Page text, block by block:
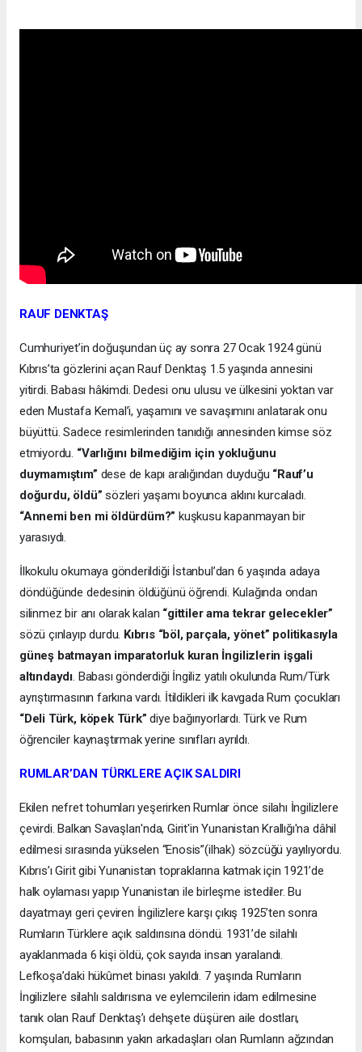
RAUF DENKTAŞ
Cumhuriyet’in doğuşundan üç ay sonra 27 Ocak 1924 günü
Kıbrıs’ta gözlerini açan Rauf Denktaş 1.5 yaşında annesini
yitirdi. Babası hâkimdi. Dedesi onu ulusu ve ülkesini yoktan var
eden Mustafa Kemal’i, yaşamını ve savaşımını anlatarak onu
büyüttü. Sadece resimlerinden tanıdığı annesinden kimse söz
etmiyordu. “Varlığını bilmediğim için yokluğunu
duymamıştım” dese de kapı aralığından duyduğu “Rauf’u
doğurdu, öldü” sözleri yaşamı boyunca aklını kurcaladı.
“Annemi ben mi öldürdüm?” kuşkusu kapanmayan bir
yarasıydı.
İlkokulu okumaya gönderildiği İstanbul’dan 6 yaşında adaya
döndüğünde dedesinin öldüğünü öğrendi. Kulağında ondan
silinmez bir anı olarak kalan “gittiler ama tekrar gelecekler”
sözü çınlayıp durdu. Kıbrıs “böl, parçala, yönet” politikasıyla
güneş batmayan imparatorluk kuran İngilizlerin işgali
altındaydı. Babası gönderdiği İngiliz yatılı okulunda Rum/Türk
ayrıştırmasının farkına vardı. İtildikleri ilk kavgada Rum çocukları
“Deli Türk, köpek Türk” diye bağırıyorlardı. Türk ve Rum
öğrenciler kaynaştırmak yerine sınıfları ayrıldı.
RUMLAR’DAN TÜRKLERE AÇIK SALDIRI
Ekilen nefret tohumları yeşerirken Rumlar önce silahı İngilizlere
çevirdi. Balkan Savaşları'nda, Girit'in Yunanistan Krallığı'na dâhil
edilmesi sırasında yükselen “Enosis”(ilhak) sözcüğü yayılıyordu.
Kıbrıs’ı Girit gibi Yunanistan topraklarına katmak için 1921’de
halk oylaması yapıp Yunanistan ile birleşme istediler. Bu
dayatmayı geri çeviren İngilizlere karşı çıkış 1925’ten sonra
Rumların Türklere açık saldırısına döndü. 1931’de silahlı
ayaklanmada 6 kişi öldü, çok sayıda insan yaralandı.
Lefkoşa’daki hükûmet binası yakıldı. 7 yaşında Rumların
İngilizlere silahlı saldırısına ve eylemcilerin idam edilmesine
tanık olan Rauf Denktaş’ı dehşete düşüren aile dostları,
komşuları, babasının yakın arkadaşları olan Rumların ağzından